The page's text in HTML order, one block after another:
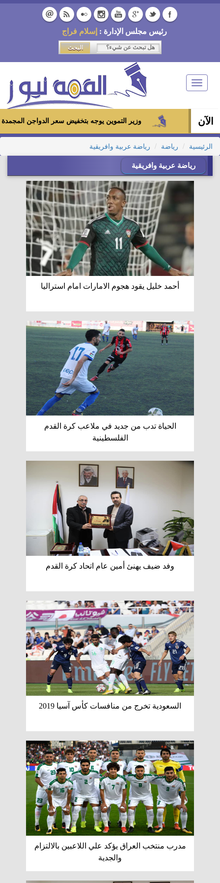
رئيس مجلس الإدارة : إسلام فراج
Toggle
navigation
الآن وزير التموين يوجه بتخفيض سعر الدواجن المجمدة إلى 100 جنيه للكيلو بالمجمعات الاستهلاكية ومعارض «أهلاً رمضان»
الرئيسية رياضة رياضة عربية وافريقية
رياضة عربية وافريقية
أحمد خليل يقود هجوم الامارات امام استراليا
الحياة تدب من جديد في ملاعب كرة القدم
الفلسطينية
وفد ضيف يهنئ أمين عام اتحاد كرة القدم
السعودية تخرج من منافسات كأس آسيا 2019
مدرب منتخب العراق يؤكد علي اللاعبين بالالتزام
والجدية